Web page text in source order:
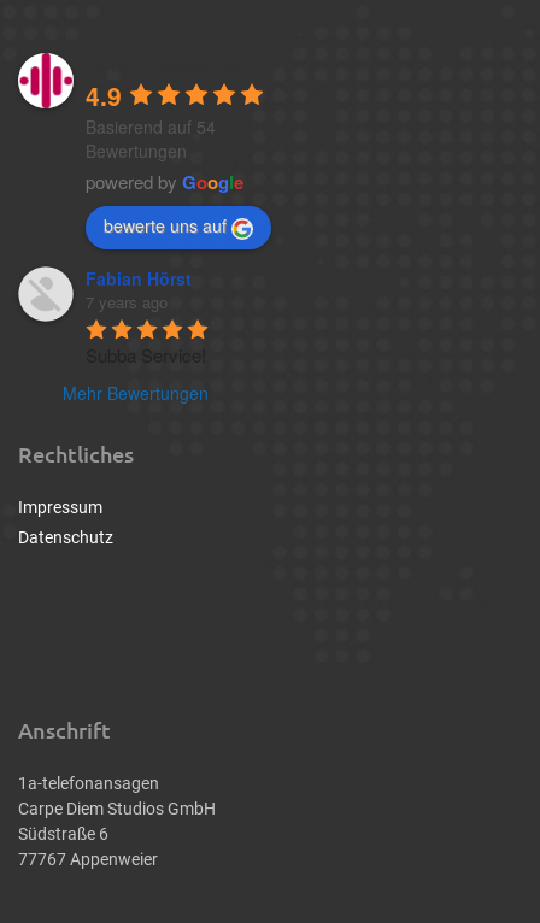
4.9
Basierend auf 54
Bewertungen
powered by Google
bewerte uns auf
Fabian Hörst
7 years ago
Mehr Bewertungen
Rechtliches
Impressum
Datenschutz
Anschrift
1a-telefonansagen
Carpe Diem Studios GmbH
Südstraße 6
77767 Appenweier